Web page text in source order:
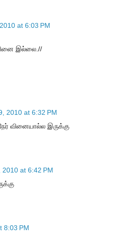
at 6:03 PM
இல்லை.//
2010 at 6:32 PM
வினையால்ல இருக்கு
2010 at 6:42 PM
8:03 PM